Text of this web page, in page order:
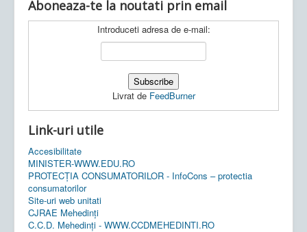
Aboneaza-te la noutati prin email
Introduceti adresa de e-mail:
Livrat de FeedBurner
Link-uri utile
Accesibilitate
MINISTER-WWW.EDU.RO
PROTECȚIA CONSUMATORILOR - InfoCons – protectia
consumatorilor
Site-uri web unitati
CJRAE Mehedinți
C.C.D. Mehedinţi - WWW.CCDMEHEDINTI.RO